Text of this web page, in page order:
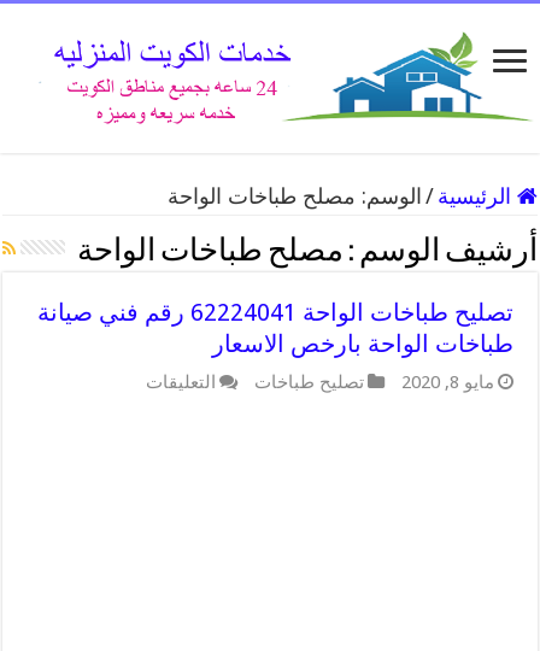
الرئيسية / الوسم: مصلح طباخات الواحة
أرشيف الوسم : مصلح طباخات الواحة
تصليح طباخات الواحة 62224041 رقم فني صيانة
طباخات الواحة بارخص الاسعار
مايو 8, 2020 تصليح طباخات التعليقات